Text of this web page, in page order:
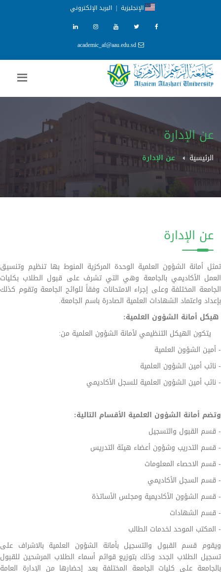
الإنجليزية | البريد الإلكتروني
academic_af@aau.edu.sd
عن الإدارة
الرئيسية عن الإدارة
عن الإدارة
تمثل أمانة الشؤون العلمية الوحدة المركزية المنوط بها تنظيم وتنسيق
العمل الأكاديمي بالجامعة وهي التي تشرف على قبول الطلاب بكليات
الجامعة المختلفة وعلى إجراء الامتحانات وفقاً للوائح الجامعة وتقوم كذلك
بإعداد واعتماد الشهادات العلمية الصادرة باسم الجامعة.
هيكل أمانة الشؤون العلمية:
يتكون الهيكل التنظيمي لأمانة الشؤون العلمية من:
- أمين الشؤون العلمية
- نائب أمين الشؤون العلمية
- نائب أمين الشؤون العلمية للسجل الأكاديمي
وتضم أمانة الشؤون العلمية الأقسام التالية:
- قسم القبول والتسجيل
- قسم التدريب وشؤون أعضاء هيئة التدريس
- قسم الاحصاء المعلومات
- قسم السجل الأكاديمي
- قسم الشؤون الأكاديمية ومجلس الأساتذة
- قسم الشهادات
- المكتب الموحد لخدمات الطالب
ويقوم قسم القبول والتسجيل بأمانة الشؤون العلمية بالاشراف على
تسجيل الطلاب الجدد وذلك بتوزيع قوائم أسماء الطلاب المرشحين للقبول
بالجامعة على كليات الجامعة المختلفة بعد إحضارها من الإدارة العامة